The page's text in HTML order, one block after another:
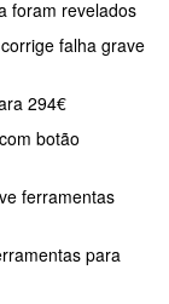
foram revelados
falha grave
294€
botão
ferramentas
para